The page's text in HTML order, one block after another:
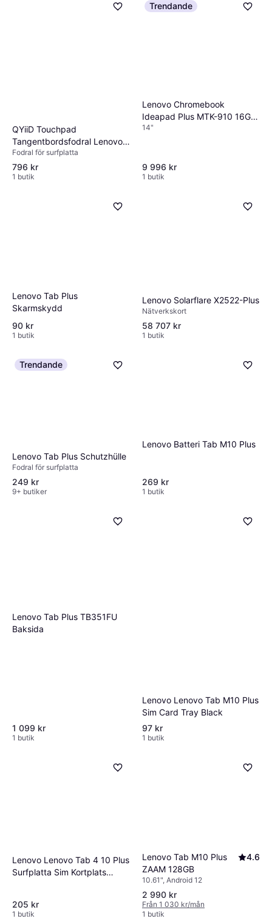
QYiiD Touchpad
Tangentbordsfodral Lenovo
Tab M10 Plus
Fodral för surfplatta
796 kr
1 butik
Trendande
Lenovo Chromebook
Ideapad Plus MTK-910 16GB
256 OLED 14 Inch Bärbar
14"
9 996 kr
1 butik
Lenovo Tab Plus
Skarmskydd
90 kr
1 butik
Lenovo Solarflare X2522-Plus
Nätverkskort
58 707 kr
1 butik
Trendande
Lenovo Tab Plus Schutzhülle
Fodral för surfplatta
249 kr
9+ butiker
Lenovo Batteri Tab M10 Plus
269 kr
1 butik
Lenovo Tab Plus TB351FU
Baksida
1 099 kr
1 butik
Lenovo Lenovo Tab M10 Plus
Sim Card Tray Black
97 kr
1 butik
Lenovo Lenovo Tab 4 10 Plus
Surfplatta Sim Kortplats
205 kr
1 butik
Lenovo Tab M10 Plus
ZAAM 128GB
4.6
10.61", Android 12
2 990 kr
Från 1 030 kr/mån
1 butik